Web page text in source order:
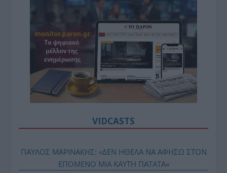
VIDCASTS
ΠΑΥΛΟΣ ΜΑΡΙΝΑΚΗΣ: «ΔΕΝ ΗΘΕΛΑ ΝΑ ΑΦΗΣΩ ΣΤΟΝ
ΕΠΟΜΕΝΟ ΜΙΑ ΚΑΥΤΗ ΠΑΤΑΤΑ»